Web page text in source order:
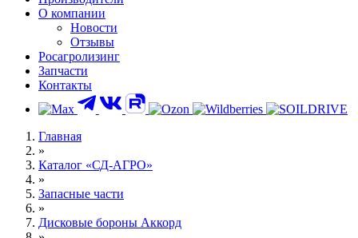
О компании
Новости
Отзывы
Росагролизинг
Запчасти
Контакты
Главная
»
Каталог «СД-АГРО»
»
Запасные части
»
Дисковые бороны Аккорд